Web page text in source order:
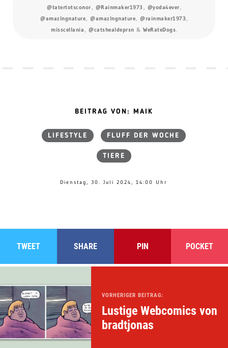
@tatertotsconor @Rainmaker1973 @yoda4ever
@amazlngnature
@amazlngnature @rainmaker1973
misscellania
@catshealdeprsn & WeRateDogs
BEITRAG VON: MAIK
LIFESTYLE FLUFF DER WOCHE
TIERE
Dienstag, 30. Juli 2024, 14:00 Uhr
TWEET SHARE PIN POCKET
VORHERIGER BEITRAG:
Lustige Webcomics von
bradtjonas